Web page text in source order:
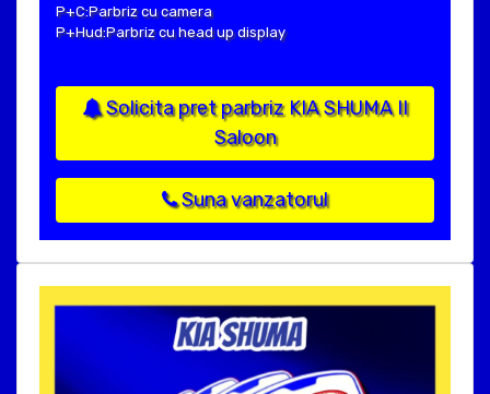
P+C:Parbriz cu camera
P+Hud:Parbriz cu head up display
Solicita pret parbriz KIA SHUMA II
Saloon
Suna vanzatorul